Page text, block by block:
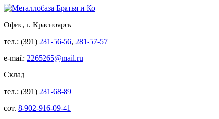
Офис, г. Красноярск
тел.: (391) 281-56-56, 281-57-57
e-mail: 2265265@mail.ru
Склад
тел.: (391) 281-68-89
сот. 8-902-916-09-41